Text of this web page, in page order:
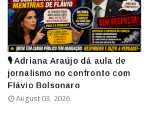
🎙️ Adriana Araújo dá aula de
jornalismo no confronto com
Flávio Bolsonaro
August 03, 2026